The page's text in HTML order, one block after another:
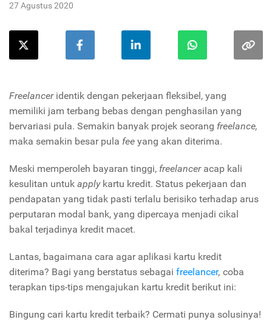
27 Agustus 2020
Freelanceridentik dengan pekerjaan fleksibel, yang
memiliki jam terbang bebas dengan penghasilan yang
bervariasi pula. Semakin banyak projek seorang freelance,
maka semakin besar pula fee yang akan diterima.
Meski memperoleh bayaran tinggi, freelanceracap kali
kesulitan untuk applykartu kredit. Status pekerjaan dan
pendapatan yang tidak pasti terlalu berisiko terhadap arus
perputaran modal bank, yang dipercaya menjadi cikal
bakal terjadinya kredit macet.
Lantas, bagaimana cara agar aplikasi kartu kredit
diterima? Bagi yang berstatus sebagai freelancer, coba
terapkan tips-tips mengajukan kartu kredit berikut ini:
Bingung cari kartu kredit terbaik? Cermati punya solusinya!